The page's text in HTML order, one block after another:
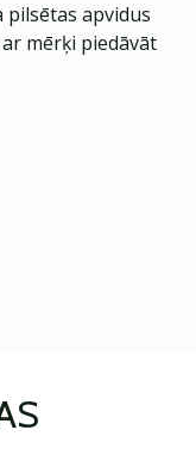
apvidus
mērķi piedāvāt